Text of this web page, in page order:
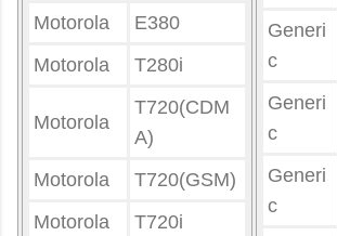
Motorola
E380
Motorola
T280i
Motorola
T720(CDM
A)
Motorola
T720(GSM)
Motorola
T720i
Generi
c
Generi
c
Generi
c